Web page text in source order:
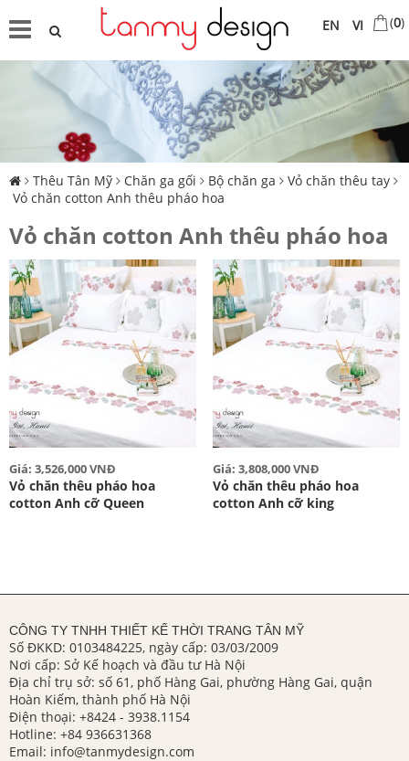
VI
EN (0)
Thêu Tân Mỹ Chăn ga gối Bộ chăn ga
Vỏ chăn thêu tay
Vỏ chăn cotton Anh thêu pháo hoa
Vỏ chăn cotton Anh thêu pháo hoa
Giá: 3,526,000 VNĐ
Vỏ chăn thêu pháo hoa
cotton Anh cỡ Queen
Giá: 3,808,000 VNĐ
Vỏ chăn thêu pháo hoa
cotton Anh cỡ king
CÔNG TY TNHH THIẾT KẾ THỜI TRANG TÂN MỸ
Số ĐKKD: 0103484225, ngày cấp: 03/03/2009
Nơi cấp: Sở Kế hoạch và đầu tư Hà Nội
Địa chỉ trụ sở: số 61, phố Hàng Gai, phường Hàng Gai, quận
Hoàn Kiếm, thành phố Hà Nội
Điện thoại: +8424 - 3938.1154
Hotline: +84 936631368
Email: info@tanmydesign.com